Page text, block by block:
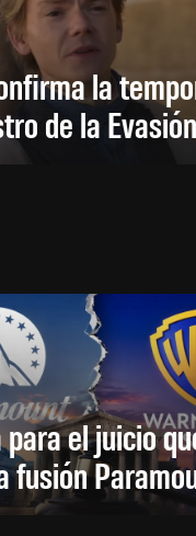
la
de la Evasión
el juicio
fusión